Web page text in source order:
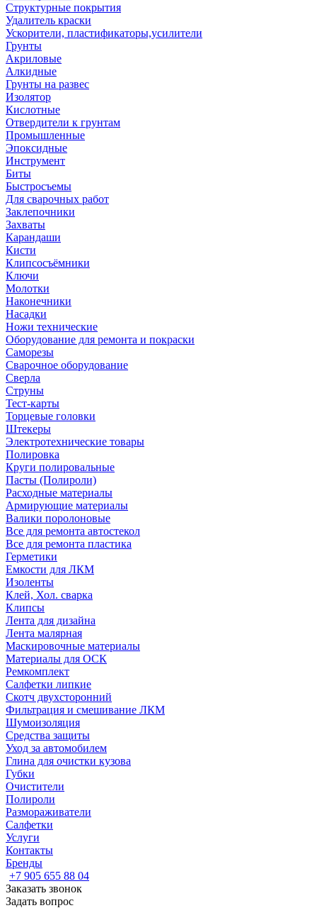
Структурные покрытия
Удалитель краски
Ускорители, пластификаторы,усилители
Грунты
Акриловые
Алкидные
Грунты на развес
Изолятор
Кислотные
Отвердители к грунтам
Промышленные
Эпоксидные
Инструмент
Биты
Быстросъемы
Для сварочных работ
Заклепочники
Захваты
Карандаши
Кисти
Клипсосъёмники
Ключи
Молотки
Наконечники
Насадки
Ножи технические
Оборудование для ремонта и покраски
Саморезы
Сварочное оборудование
Сверла
Струны
Тест-карты
Торцевые головки
Штекеры
Электротехнические товары
Полировка
Круги полировальные
Пасты (Полироли)
Расходные материалы
Армирующие материалы
Валики поролоновые
Все для ремонта автостекол
Все для ремонта пластика
Герметики
Емкости для ЛКМ
Изоленты
Клей, Хол. сварка
Клипсы
Лента для дизайна
Лента малярная
Маскировочные материалы
Материалы для ОСК
Ремкомплект
Салфетки липкие
Скотч двухсторонний
Фильтрация и смешивание ЛКМ
Шумоизоляция
Средства защиты
Уход за автомобилем
Глина для очистки кузова
Губки
Очистители
Полироли
Размораживатели
Салфетки
Услуги
Контакты
Бренды
+7 905 655 88 04
Заказать звонок
Задать вопрос